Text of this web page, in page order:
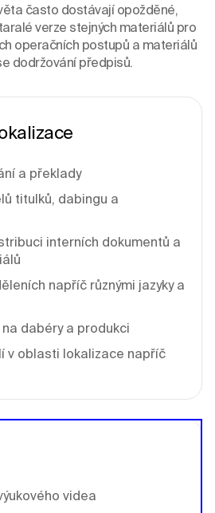
často dostávají opožděné,
verze stejných materiálů pro
operačních postupů a materiálů
dodržování předpisů.
a překlady
titulků, dabingu a
interních dokumentů a
napříč různými jazyky a
dabéry a produkci
v oblasti lokalizace napříč
videa